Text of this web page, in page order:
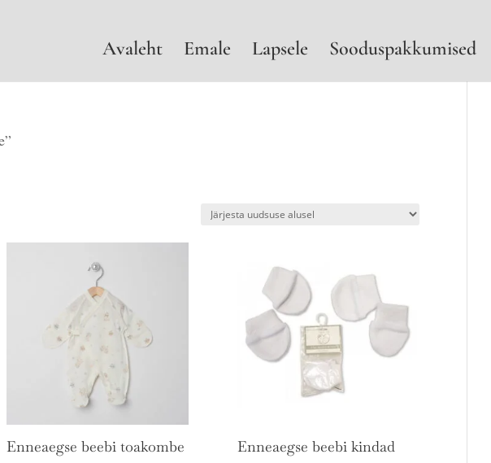
Avaleht Emale Lapsele Sooduspakkumised
Enneaegse beebi toakombe Enneaegse beebi kindad